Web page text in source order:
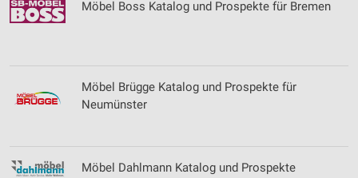
Möbel Boss Katalog und Prospekte für Bremen
Möbel Brügge Katalog und Prospekte für
Neumünster
Möbel Dahlmann Katalog und Prospekte
Wir nutzen Ihre Daten für folgende Zwecke:
Verwendung reduzierter Daten zur Auswahl von
Werbeanzeigen
Werbung